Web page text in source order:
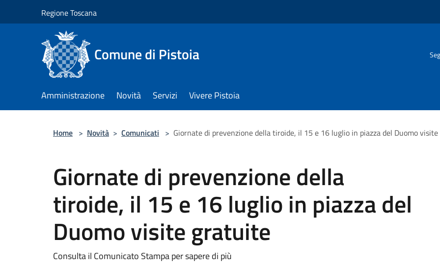
Regione Toscana
Comune di Pistoia
Amministrazione Novità Servizi Vivere Pistoia
Home > Novità > Comunicati > Giornate di prevenzione della tiroide, il 15 e 16 luglio in piazza del Duomo
Giornate di prevenzione della
tiroide, il 15 e 16 luglio in piazza del
Duomo visite gratuite
Consulta il Comunicato Stampa per sapere di più